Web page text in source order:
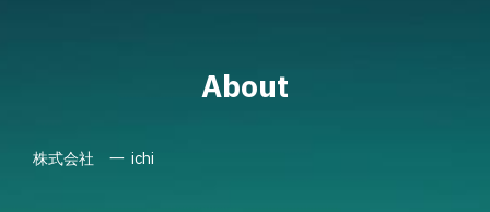
About
株式会社　一  ichi